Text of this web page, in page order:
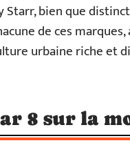
Starr, bien que
de ces marques,
urbaine riche et
8 sur la